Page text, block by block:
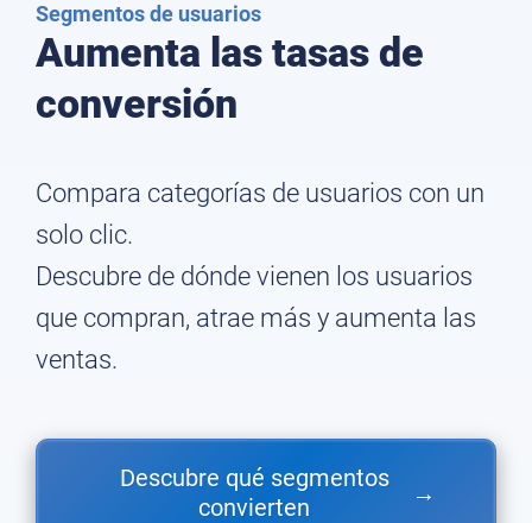
Segmentos de usuarios
Aumenta las tasas de
conversión
Compara categorías de usuarios con un
solo clic.
Descubre de dónde vienen los usuarios
que compran, atrae más y aumenta las
ventas.
Descubre qué segmentos
convierten
→